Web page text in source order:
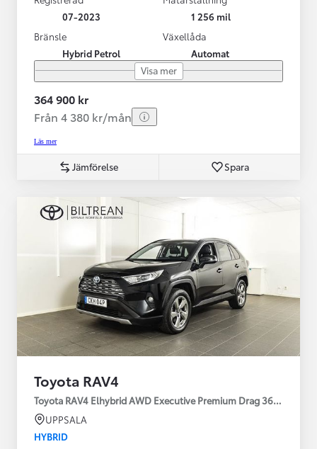
07-2023
1 256 mil
Bränsle
Hybrid Petrol
Växellåda
Automat
Visa mer
364 900 kr
Från 4 380 kr/mån
Läs mer
Jämförelse Spara
Toyota RAV4
Toyota RAV4 Elhybrid AWD Executive Premium Drag 360-kamera
UPPSALA
HYBRID